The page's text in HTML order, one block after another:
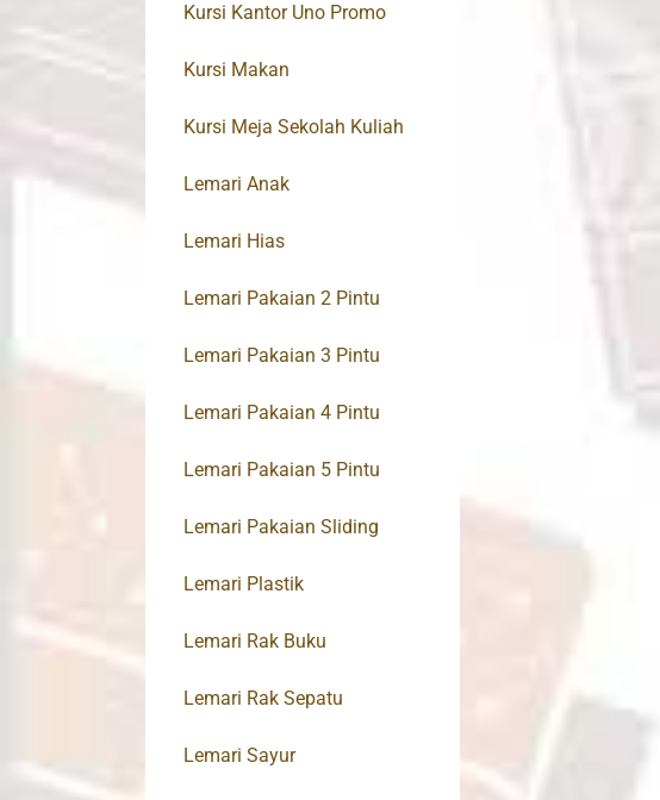
Kursi Kantor Uno Promo
Kursi Makan
Kursi Meja Sekolah Kuliah
Lemari Anak
Lemari Hias
Lemari Pakaian 2 Pintu
Lemari Pakaian 3 Pintu
Lemari Pakaian 4 Pintu
Lemari Pakaian 5 Pintu
Lemari Pakaian Sliding
Lemari Plastik
Lemari Rak Buku
Lemari Rak Sepatu
Lemari Sayur